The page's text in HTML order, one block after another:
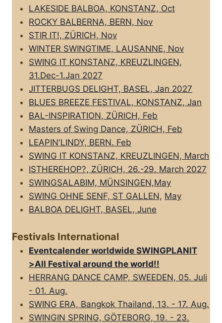
LAKESIDE BALBOA, KONSTANZ, Oct
ROCKY BALBERNA, BERN, Nov
STIR IT!, ZÜRICH, Nov
WINTER SWINGTIME, LAUSANNE, Nov
SWING IT KONSTANZ, KREUZLINGEN,
31.Dec-1.Jan 2027
JITTERBUGS DELIGHT, BASEL, Jan 2027
BLUES BREEZE FESTIVAL, KONSTANZ, Jan
BAL-INSPIRATION, ZÜRICH, Feb
Masters of Swing Dance, ZÜRICH, Feb
LEAPIN'LINDY, BERN. Feb
SWING IT KONSTANZ, KREUZLINGEN, March
ISTHEREHOP?, ZÜRICH, 26.-29. March 2027
SWINGSALABIM, MÜNSINGEN,May
SWING OHNE SENF, ST GALLEN, May
BALBOA DELIGHT, BASEL, June
Festivals International
Eventcalender worldwide SWINGPLANIT
>All FestivaI around the world!!
HERRANG DANCE CAMP, SWEEDEN, 05. Juli
- 01. Aug.
SWING ERA, Bangkok Thailand, 13. - 17. Aug.
SWINGIN SPRING, GÖTEBORG, 19. - 23.